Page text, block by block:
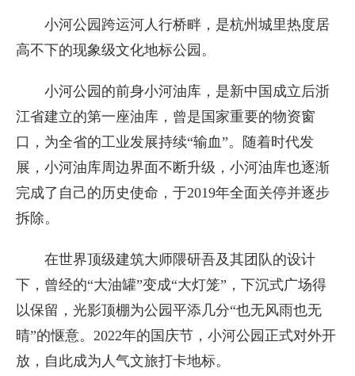
小河公园跨运河人行桥畔，是杭州城里热度居
高不下的现象级文化地标公园。
小河公园的前身小河油库，是新中国成立后浙
江省建立的第一座油库，曾是国家重要的物资窗
口，为全省的工业发展持续“输血”。随着时代发
展，小河油库周边界面不断升级，小河油库也逐渐
完成了自己的历史使命，于2019年全面关停并逐步
拆除。
在世界顶级建筑大师隈研吾及其团队的设计
下，曾经的“大油罐”变成“大灯笼”，下沉式广场得
以保留，光影顶棚为公园平添几分“也无风雨也无
晴”的惬意。2022年的国庆节，小河公园正式对外开
放，自此成为人气文旅打卡地标。